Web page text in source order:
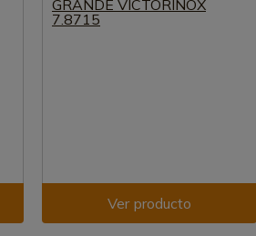
Ver producto